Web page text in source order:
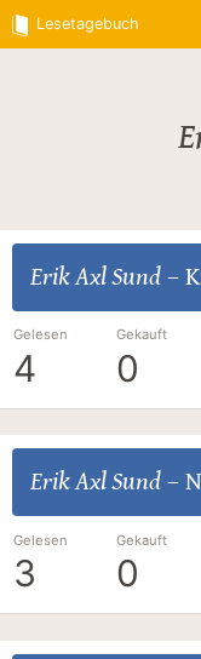
Lesetagebuch
Erik Axl Sund–
Gelesen
4
Gekauft
0
Erik Axl Sund–
Gelesen
3
Gekauft
0